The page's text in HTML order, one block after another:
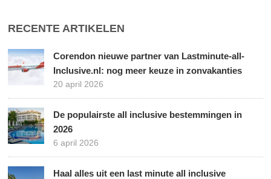
RECENTE ARTIKELEN
Corendon nieuwe partner van Lastminute-all-
Inclusive.nl: nog meer keuze in zonvakanties
20 april 2026
De populairste all inclusive bestemmingen in
2026
6 april 2026
Haal alles uit een last minute all inclusive